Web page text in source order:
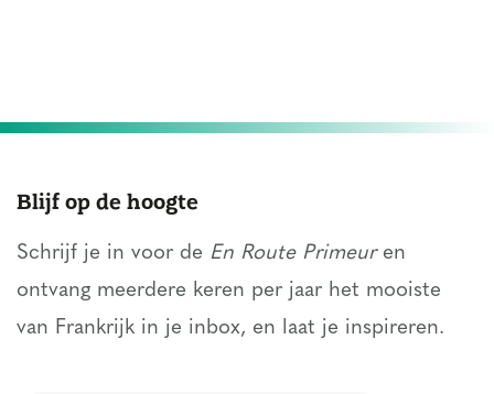
Blijf op de hoogte
Schrijf je in voor de En Route Primeuren
ontvang meerdere keren per jaar het mooiste
van Frankrijk in je inbox, en laat je inspireren.